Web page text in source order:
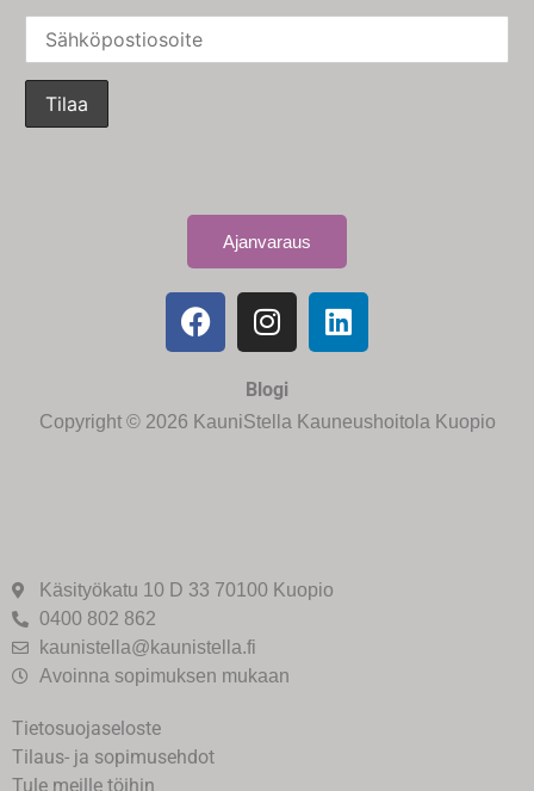
Ajanvaraus
Blogi
Copyright © 2026 KauniStella Kauneushoitola Kuopio
Käsityökatu 10 D 33 70100 Kuopio
0400 802 862
kaunistella@kaunistella.fi
Avoinna sopimuksen mukaan
Tietosuojaseloste
Tilaus- ja sopimusehdot
Tule meille töihin